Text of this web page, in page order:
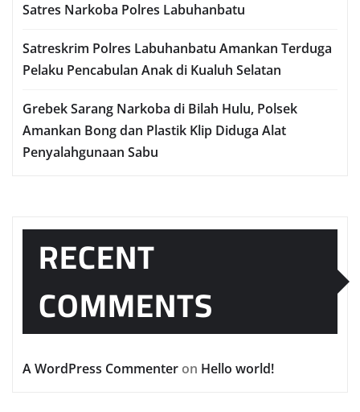
Satres Narkoba Polres Labuhanbatu
Satreskrim Polres Labuhanbatu Amankan Terduga
Pelaku Pencabulan Anak di Kualuh Selatan
Grebek Sarang Narkoba di Bilah Hulu, Polsek
Amankan Bong dan Plastik Klip Diduga Alat
Penyalahgunaan Sabu
RECENT
COMMENTS
A WordPress Commenter on Hello world!